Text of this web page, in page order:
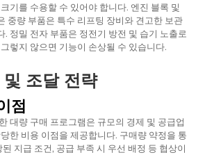
기를 수용할 수 있어야 합니다. 엔진 블록 및
중량 부품은 특수 리프팅 장비와 견고한 보관
. 정밀 전자 부품은 정전기 방전 및 습기 노출로
렇지 않으면 기능이 손상될 수 있습니다.
조달 전략
점
대량 구매 프로그램은 규모의 경제 및 공급업
한 비용 이점을 제공합니다. 구매량 약정을 통
지급 조건, 공급 부족 시 우선 배정 등 협상이